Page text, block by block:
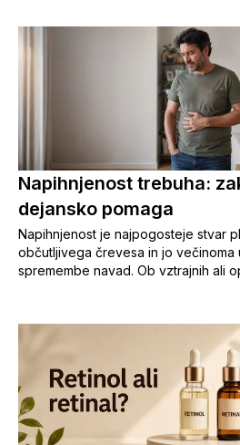
nasvetov, s katerimi boste tudi na
prebavo in brezskrben oddih. 🌞
Napihnjenost trebuha:
dejansko pomaga
Napihnjenost je najpogosteje stvar
občutljivega črevesa in jo večinoma
spremembe navad. Ob vztrajnih ali